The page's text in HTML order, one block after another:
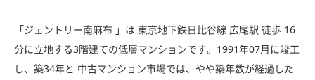
「ジェントリー南麻布 」は 東京地下鉄日比谷線 広尾駅 徒歩 16
分に立地する3階建ての低層マンションです。1991年07月に竣工
し、築34年と 中古マンション市場では、やや築年数が経過した